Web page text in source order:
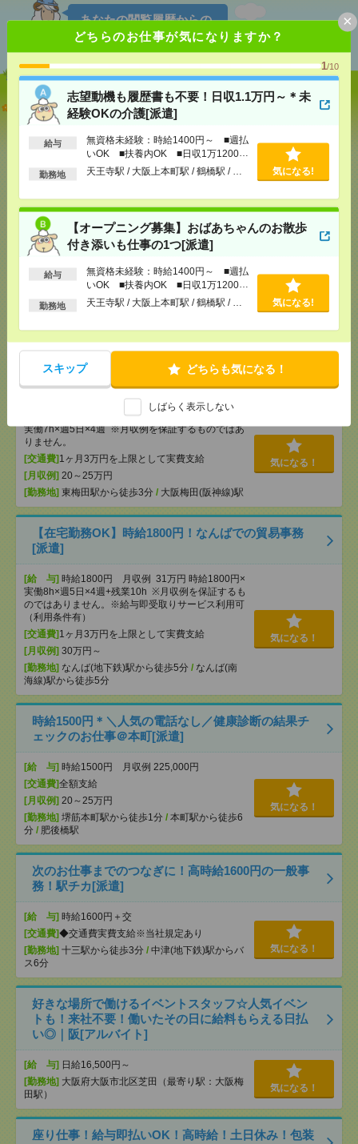
どちらのお仕事が気になりますか？
1/10
志望動機も履歴書も不要！日収1.1万円～＊未
経験OKの介護[派遣]
給与
無資格未経験：時給1400円～ ■週払
いOK ■扶養内OK ■日収1万1200円
以上
勤務地 天王寺駅 / 大阪上本町駅 / 鶴橋駅 / … 気になる!
【オープニング募集】おばあちゃんのお散歩
付き添いも仕事の1つ[派遣]
給与
無資格未経験：時給1400円～ ■週払
いOK ■扶養内OK ■日収1万1200円
以上
勤務地 天王寺駅 / 大阪上本町駅 / 鶴橋駅 / … 気になる!
スキップ どちらも気になる！
しばらく表示しない
×
あなたの閲覧履歴からの
おすすめ
志望動機も履歴書も不要！日収1.1万円～＊未経験OK
の介護[派遣]
[給 与]無資格未経験：時給1400円～ ■週払い
[交通費]交通費全額支給
[勤務地]天王寺駅/大阪上本町駅/鶴橋駅/…
気になる！
【オープニング募集】おばあちゃんのお散歩付き添
いも仕事の1つ[派遣]
無資格未経験：時給1400円～ ■週払い
OK ■扶養内OK ■日収1万1200円以上
[交通費] 交通費全額支給
[勤務地]天王寺駅/大阪上本町駅/鶴橋駅/…
気になる！
時給1750円！17時まで＊残業ほぼなし▼東梅田で一
般事務[派遣]
時給1750円 月収例 24万円 時給1750円×
実働7h×週5日×4週 ※月収例を保証するものではあ
りません。
[交通費] 1ヶ月3万円を上限として実費支給
[月収例] 20～25万円
[勤務地] 東梅田駅から徒歩3分 / 大阪梅田(阪神線)駅
気になる！
【在宅勤務OK】時給1800円！なんばでの貿易事務
[派遣]
[給 与] 時給1800円 月収例 31万円 時給1800円×
実働8h×週5日×4週+残業10h ※月収例を保証するも
のではありません。※給与即受取りサービス利用可
（利用条件有）
[交通費] 1ヶ月3万円を上限として実費支給
[月収例] 30万円～
[勤務地] なんば(地下鉄)駅から徒歩5分 / なんば(南
海線)駅から徒歩5分
気になる！
時給1500円＊＼人気の電話なし／健康診断の結果チ
ェックのお仕事＠本町[派遣]
[給 与] 時給1500円 月収例 225,000円
[交通費]全額支給
[月収例] 20～25万円
[勤務地] 堺筋本町駅から徒歩1分 / 本町駅から徒歩6
分 / 肥後橋駅
気になる！
次のお仕事までのつなぎに！高時給1600円の一般事
務！駅チカ[派遣]
[給 与] 時給1600円＋交
[交通費]◆交通費実費支給※当社規定あり
[勤務地] 十三駅から徒歩3分 / 中津(地下鉄)駅からバ
ス6分
気になる！
好きな場所で働けるイベントスタッフ☆人気イベン
トも！来社不要！働いたその日に給料もらえる日払
い◎｜阪[アルバイト]
[給 与] 日給16,500円～
[勤務地] 大阪府大阪市北区芝田（最寄り駅：大阪梅
田駅）
気になる！
座り仕事！給与即払いOK！高時給！土日休み！包装